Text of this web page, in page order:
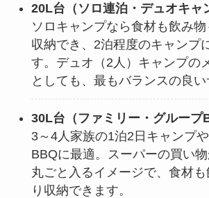
20L台（ソロ連泊・デュオキャ
ソロキャンプなら食材も飲み
収納でき、2泊程度のキャンプ
す。デュオ（2人）キャンプの
としても、最もバランスの良い
30L台（ファミリー・グループ
3～4人家族の1泊2日キャンプ
BBQに最適。スーパーの買い
丸ごと入るイメージで、食材
り収納できます。